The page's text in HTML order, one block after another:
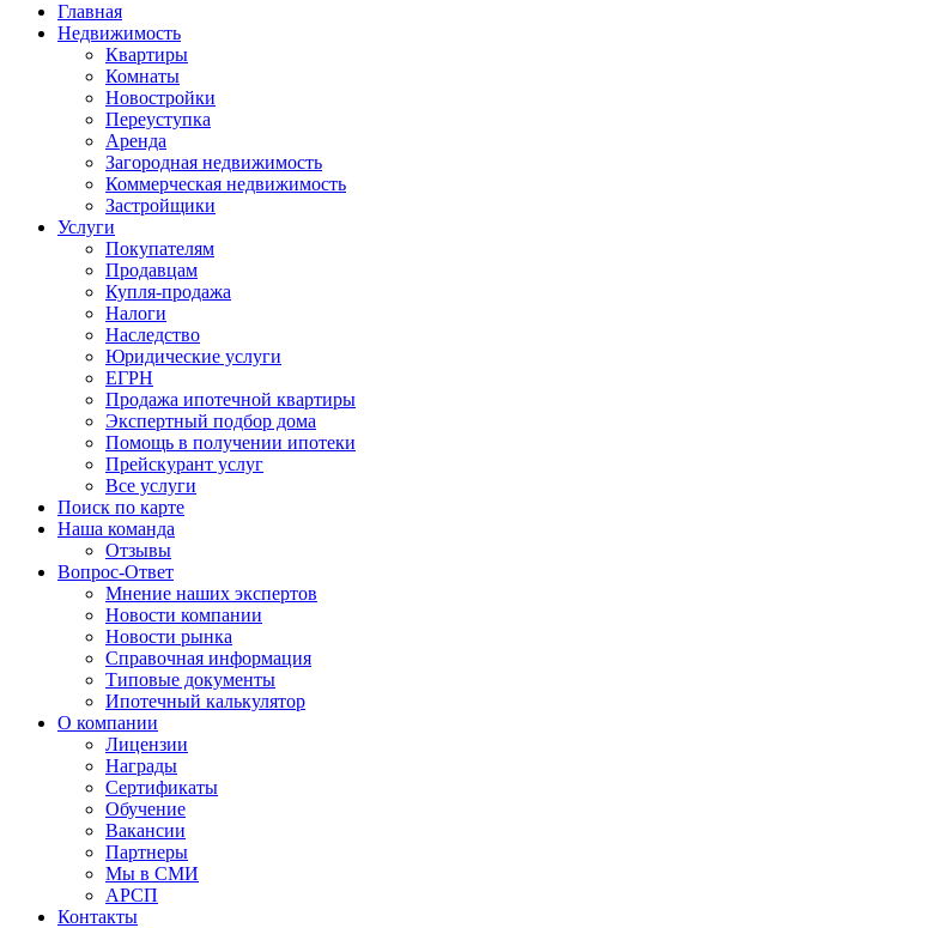
Главная
Недвижимость
Квартиры
Комнаты
Новостройки
Переуступка
Аренда
Загородная недвижимость
Коммерческая недвижимость
Застройщики
Услуги
Покупателям
Продавцам
Купля-продажа
Налоги
Наследство
Юридические услуги
ЕГРН
Продажа ипотечной квартиры
Экспертный подбор дома
Помощь в получении ипотеки
Прейскурант услуг
Все услуги
Поиск по карте
Наша команда
Отзывы
Вопрос-Ответ
Мнение наших экспертов
Новости компании
Новости рынка
Справочная информация
Типовые документы
Ипотечный калькулятор
О компании
Лицензии
Награды
Сертификаты
Обучение
Вакансии
Партнеры
Мы в СМИ
АРСП
Контакты